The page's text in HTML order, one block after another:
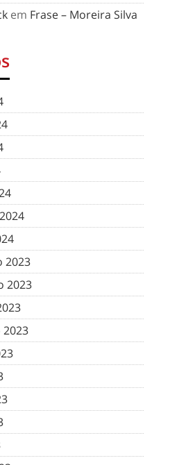
em Frase – Moreira Silva
2023
2023